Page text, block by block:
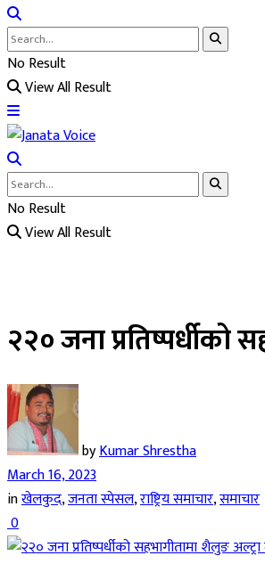
No Result
View All Result
No Result
View All Result
२२० जना प्रतिष्पर्धीको
byKumar Shrestha
March 16, 2023
inखेलकुद,जनता स्पेसल,राष्ट्रिय समाचार,समाचार
0